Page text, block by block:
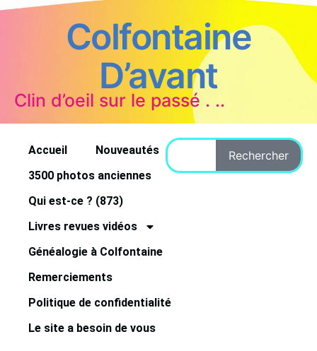
Colfontaine
D’avant
Clin d’oeil sur le passé . ..
Accueil
Nouveautés
3500 photos anciennes
Qui est-ce ? (873)
Livres revues vidéos
Généalogie à Colfontaine
Remerciements
Politique de confidentialité
Le site a besoin de vous
Rechercher